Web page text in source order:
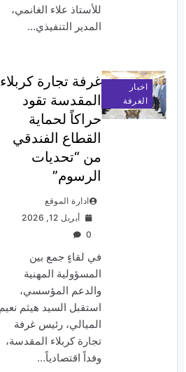
للأستاذ علاء الغانمي،
المدير التنفيذي…
اخبار
الغرفة
غرفة تجارة كربلاء
المقدسة تقود
حراكاً لحماية
القطاع الفندقي
من “تحديات
الرسوم”
ادارة الموقع
أبريل 12, 2026
0
في لقاءٍ جمع بين
المسؤولية المهنية
والدعم المؤسسي،
استقبل السيد هيثم نعيم
الميالي، رئيس غرفة
تجارة كربلاء المقدسة،
وفداً اقتصادياً…